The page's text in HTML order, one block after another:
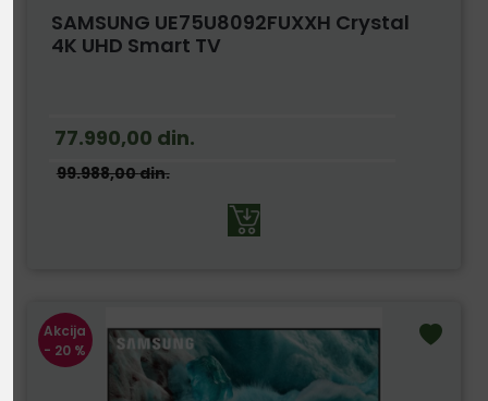
SAMSUNG UE75U8092FUXXH Crystal
4K UHD Smart TV
77.990,00 din.
99.988,00din.
Akcija
- 20 %